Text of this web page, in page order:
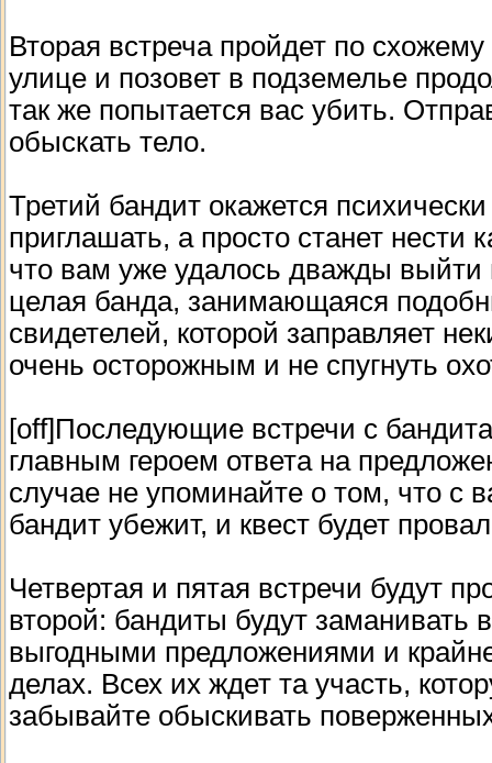
Вторая встреча пройдет по
улице и позовет в подземелье
так же попытается вас убить.
обыскать тело.
Третий бандит окажется
приглашать, а просто станет нести
что вам уже удалось дважды выйти
целая банда, занимающаяся
свидетелей, которой заправляет
очень осторожным и не спугнуть
[off]Последующие встречи с
главным героем ответа на
случае не упоминайте о том, что с
бандит убежит, и квест будет
Четвертая и пятая встречи будут
второй: бандиты будут
выгодными предложениями и
делах. Всех их ждет та участь,
забывайте обыскивать